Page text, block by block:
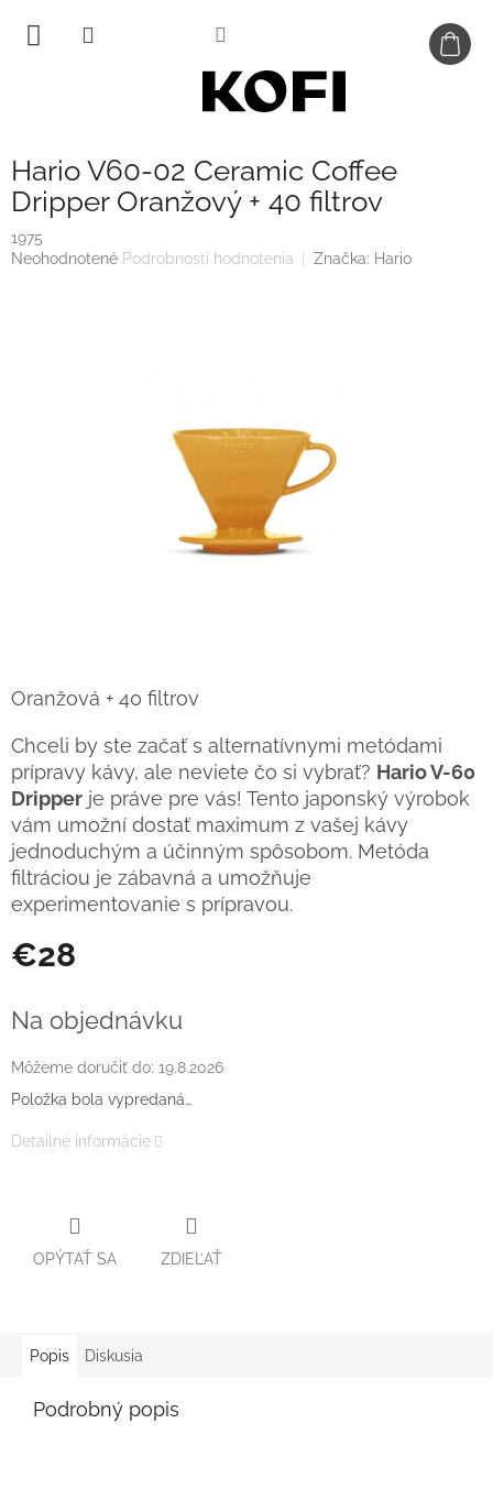
obsah
Hario V60-02 Ceramic Coffee
Dripper Oranžový + 40 filtrov
1975
Priemerné
Neohodnotené Podrobnosti hodnotenia Značka: Hario
€28
cena:
Na objednávku
Môžeme doručiť do: 19.8.2026
Položka bola vypredaná…
Oranžová + 40 filtrov
Chceli by ste začať s alternatívnymi metódami
prípravy kávy, ale neviete čo si vybrať? Hario V-60
Dripper je práve pre vás! Tento japonský výrobok
vám umožní dostať maximum z vašej kávy
jednoduchým a účinným spôsobom. Metóda
filtráciou je zábavná a umožňuje
experimentovanie s prípravou.
Detailné informácie
OPÝTAŤ SA ZDIEĽAŤ
Popis Diskusia
Podrobný popis